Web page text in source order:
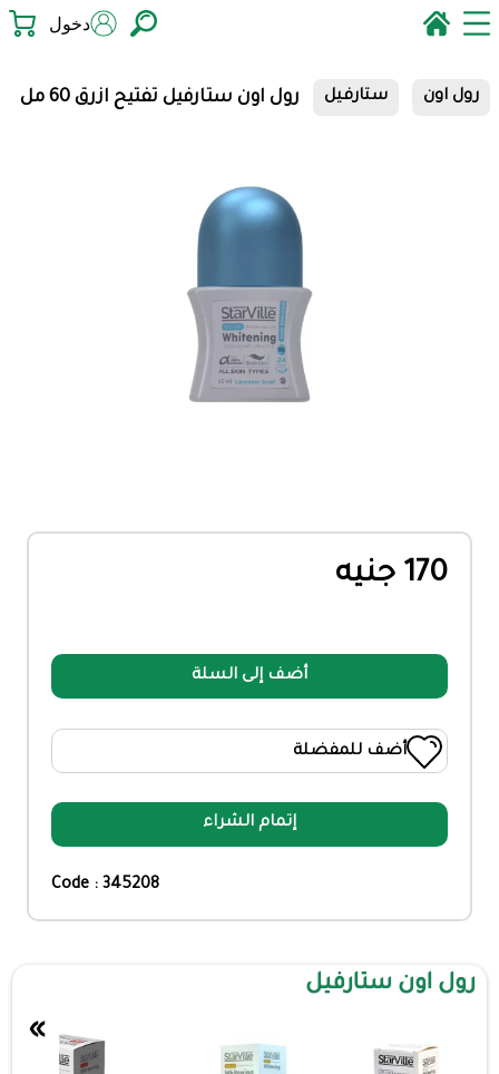
دخول
رول اون ستارفيل رول اون ستارفيل تفتيح ازرق 60 مل
170 جنيه
أضف إلى السلة
أضف للمفضلة
إتمام الشراء
Code : 345208
رول اون ستارفيل
»